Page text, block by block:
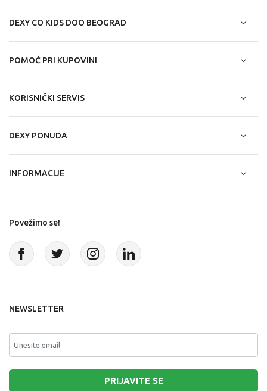
DEXY CO KIDS DOO BEOGRAD
POMOĆ PRI KUPOVINI
KORISNIČKI SERVIS
DEXY PONUDA
INFORMACIJE
Povežimo se!
NEWSLETTER
PRIJAVITE SE